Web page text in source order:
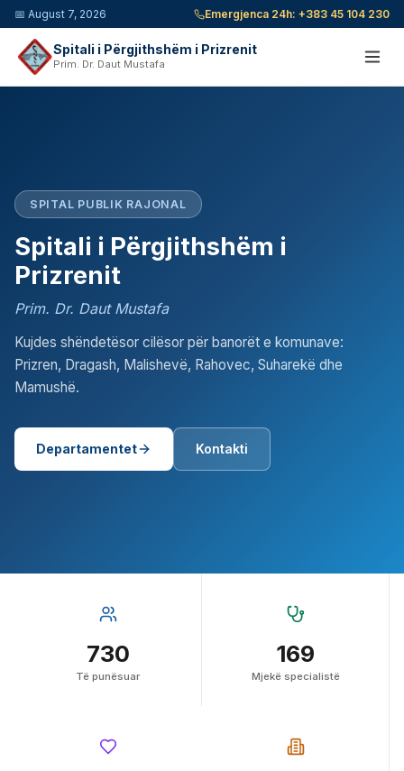
📅 August 7, 2026 Emergjenca 24h: +383 45 104 230
Spitali i Përgjithshëm i Prizrenit
Prim. Dr. Daut Mustafa
SPITAL PUBLIK RAJONAL
Spitali i Përgjithshëm i
Prizrenit
Prim. Dr. Daut Mustafa
Kujdes shëndetësor cilësor për banorët e komunave:
Prizren, Dragash, Malishevë, Rahovec, Suharekë dhe
Mamushë.
Departamentet Kontakti
730
Të punësuar
169
Mjekë specialistë